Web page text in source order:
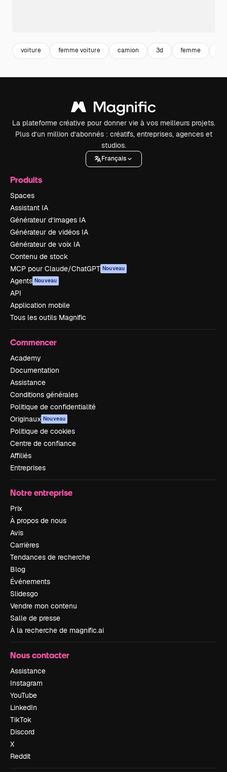
voiture femme voiture camion 3d femme
La plateforme créative pour donner vie à vos meilleurs projets.
Plus d’un million d’abonnés : créatifs, entreprises, agences et
studios.
Français
Produits
Spaces
Assistant IA
Générateur d’images IA
Générateur de vidéos IA
Générateur de voix IA
Contenu de stock
MCP pour Claude/ChatGPT Nouveau
Agents Nouveau
API
Application mobile
Tous les outils Magnific
Commencer
Academy
Documentation
Assistance
Conditions générales
Politique de confidentialité
Originaux Nouveau
Politique de cookies
Centre de confiance
Affiliés
Entreprises
Notre entreprise
Prix
À propos de nous
Avis
Carrières
Tendances de recherche
Blog
Événements
Slidesgo
Vendre mon contenu
Salle de presse
À la recherche de magnific.ai
Nous contacter
Assistance
Instagram
YouTube
LinkedIn
TikTok
Discord
X
Reddit